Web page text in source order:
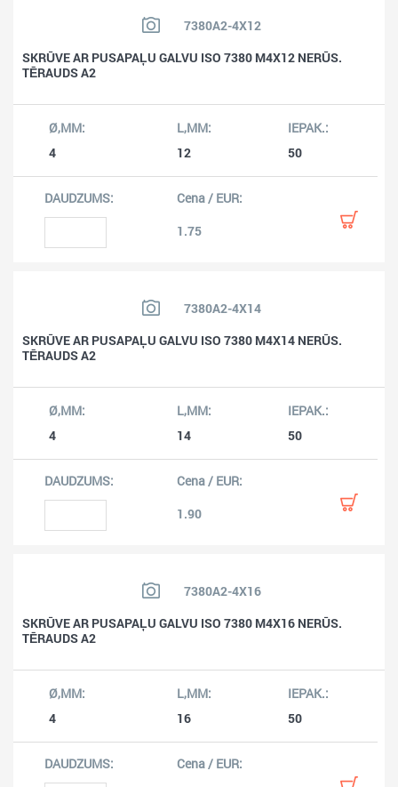
7380A2-4X12
SKRŪVE AR PUSAPAĻU GALVU ISO 7380 M4X12 NERŪS.
TĒRAUDS A2
4 12 50
1.75
7380A2-4X14
SKRŪVE AR PUSAPAĻU GALVU ISO 7380 M4X14 NERŪS.
TĒRAUDS A2
4 14 50
1.90
7380A2-4X16
SKRŪVE AR PUSAPAĻU GALVU ISO 7380 M4X16 NERŪS.
TĒRAUDS A2
4 16 50